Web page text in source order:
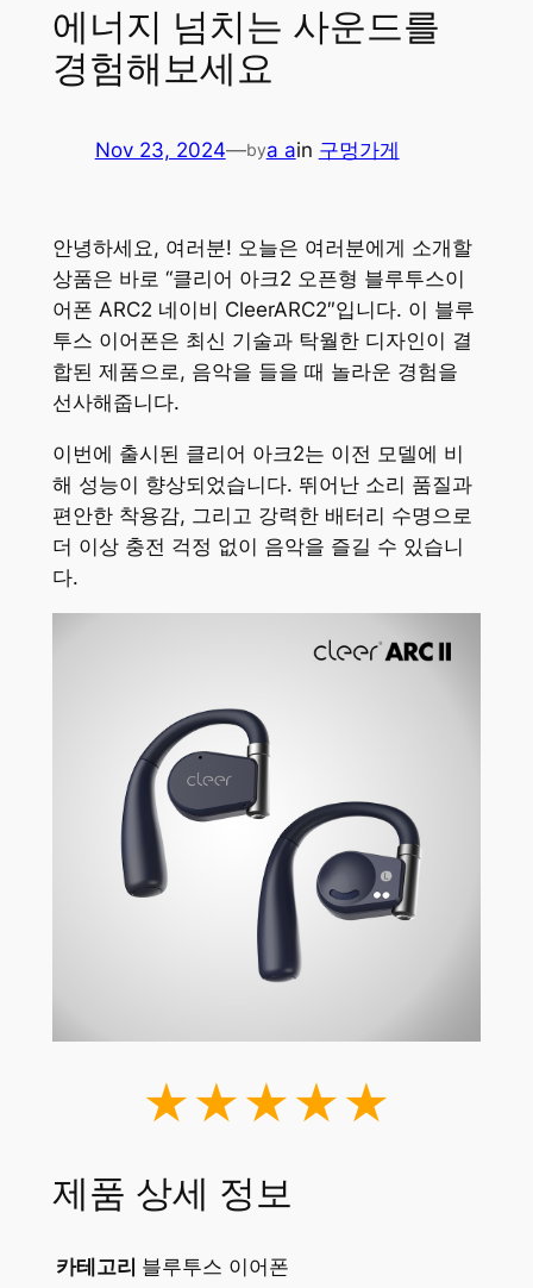
에너지 넘치는 사운드를
경험해보세요
Nov 23, 2024—bya ain 구멍가게
안녕하세요, 여러분! 오늘은 여러분에게 소개할
상품은 바로 “클리어 아크2 오픈형 블루투스이
어폰 ARC2 네이비 CleerARC2″입니다. 이 블루
투스 이어폰은 최신 기술과 탁월한 디자인이 결
합된 제품으로, 음악을 들을 때 놀라운 경험을
선사해줍니다.
이번에 출시된 클리어 아크2는 이전 모델에 비
해 성능이 향상되었습니다. 뛰어난 소리 품질과
편안한 착용감, 그리고 강력한 배터리 수명으로
더 이상 충전 걱정 없이 음악을 즐길 수 있습니
다.
★★★★★
제품 상세 정보
카테고리 블루투스 이어폰